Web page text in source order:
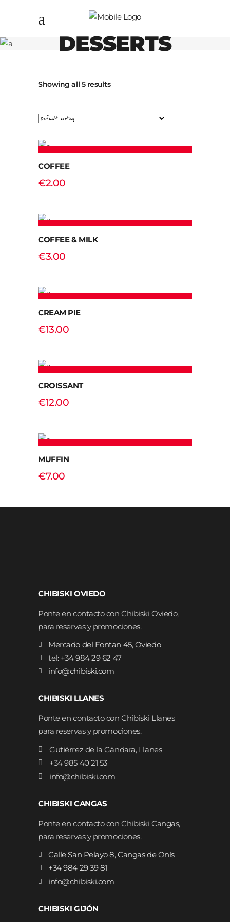
DESSERTS
Showing all 5 results
COFFEE
€2.00
COFFEE & MILK
€3.00
CREAM PIE
€13.00
CROISSANT
€12.00
MUFFIN
€7.00
CHIBISKI OVIEDO
Ponte en contacto con Chibiski Oviedo,
para reservas y promociones.
Mercado del Fontan 45, Oviedo
tel: +34 984 29 62 47
info@chibiski.com
CHIBISKI LLANES
Ponte en contacto con Chibiski Llanes
para reservas y promociones.
Gutiérrez de la Gándara, Llanes
+34 985 40 21 53
info@chibiski.com
CHIBISKI CANGAS
Ponte en contacto con Chibiski Cangas,
para reservas y promociones.
Calle San Pelayo 8, Cangas de Onís
+34 984 29 39 81
info@chibiski.com
CHIBISKI GIJÓN